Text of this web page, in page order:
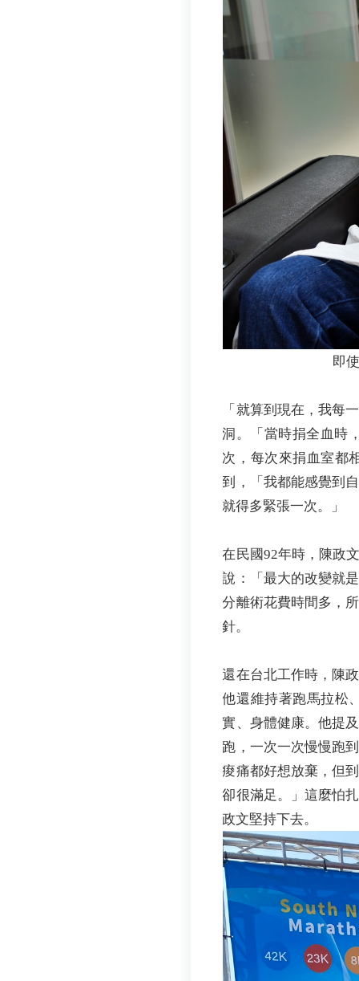
即
「就算到現在，我每
洞。「當時捐全血時
次，每次來捐血室都
到，「我都能感覺到
就得多緊張一次。」
在民國92年時，陳政
說：「最大的改變就
分離術花費時間多，
針。
還在台北工作時，陳
他還維持著跑馬拉松
實、身體健康。他提
跑，一次一次慢慢跑
痠痛都好想放棄，但
卻很滿足。」這麼怕
政文堅持下去。